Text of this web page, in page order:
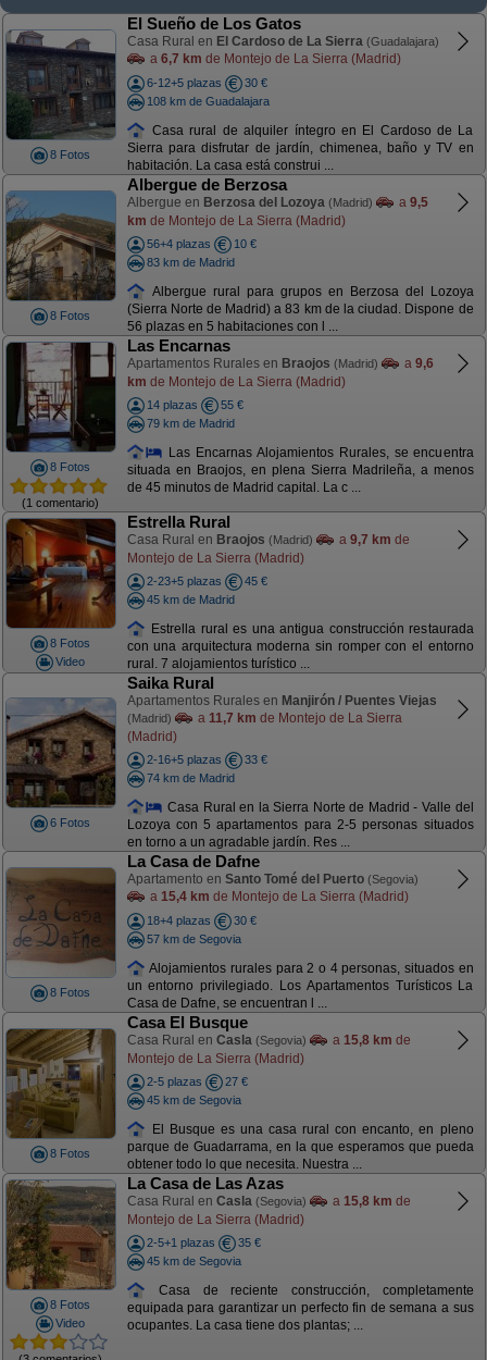
8 Fotos
El Sueño de Los Gatos
Casa Rural en El Cardoso de La Sierra (Guadalajara)
a 6,7 km de Montejo de La Sierra (Madrid)
6-12+5 plazas
30 €
108 km de Guadalajara
Casa rural de alquiler íntegro en El Cardoso de La
Sierra para disfrutar de jardín, chimenea, baño y TV en
habitación. La casa está construi ...
8 Fotos
Albergue de Berzosa
Albergue en Berzosa del Lozoya (Madrid) a 9,5
km de Montejo de La Sierra (Madrid)
56+4 plazas
10 €
83 km de Madrid
Albergue rural para grupos en Berzosa del Lozoya
(Sierra Norte de Madrid) a 83 km de la ciudad. Dispone de
56 plazas en 5 habitaciones con l ...
8 Fotos
(1 comentario)
Las Encarnas
Apartamentos Rurales en Braojos (Madrid) a 9,6
km de Montejo de La Sierra (Madrid)
14 plazas
55 €
79 km de Madrid
Las Encarnas Alojamientos Rurales, se encuentra
situada en Braojos, en plena Sierra Madrileña, a menos
de 45 minutos de Madrid capital. La c ...
8 Fotos
Video
Estrella Rural
Casa Rural en Braojos (Madrid) a 9,7 km de
Montejo de La Sierra (Madrid)
2-23+5 plazas
45 €
45 km de Madrid
Estrella rural es una antigua construcción restaurada
con una arquitectura moderna sin romper con el entorno
rural. 7 alojamientos turístico ...
6 Fotos
Saika Rural
Apartamentos Rurales en Manjirón / Puentes Viejas
(Madrid) a 11,7 km de Montejo de La Sierra
(Madrid)
2-16+5 plazas
33 €
74 km de Madrid
Casa Rural en la Sierra Norte de Madrid - Valle del
Lozoya con 5 apartamentos para 2-5 personas situados
en torno a un agradable jardín. Res ...
8 Fotos
La Casa de Dafne
Apartamento en Santo Tomé del Puerto (Segovia)
a 15,4 km de Montejo de La Sierra (Madrid)
18+4 plazas
30 €
57 km de Segovia
Alojamientos rurales para 2 o 4 personas, situados en
un entorno privilegiado. Los Apartamentos Turísticos La
Casa de Dafne, se encuentran l ...
8 Fotos
Casa El Busque
Casa Rural en Casla (Segovia) a 15,8 km de
Montejo de La Sierra (Madrid)
2-5 plazas
27 €
45 km de Segovia
El Busque es una casa rural con encanto, en pleno
parque de Guadarrama, en la que esperamos que pueda
obtener todo lo que necesita. Nuestra ...
8 Fotos
Video
La Casa de Las Azas
Casa Rural en Casla (Segovia) a 15,8 km de
Montejo de La Sierra (Madrid)
2-5+1 plazas
35 €
45 km de Segovia
Casa de reciente construcción, completamente
equipada para garantizar un perfecto fin de semana a sus
ocupantes. La casa tiene dos plantas; ...